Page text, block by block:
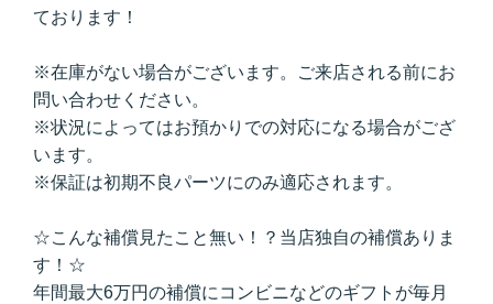
ております！
※在庫がない場合がございます。ご来店される前にお
問い合わせください。
※状況によってはお預かりでの対応になる場合がござ
います。
※保証は初期不良パーツにのみ適応されます。
☆こんな補償見たこと無い！？当店独自の補償ありま
す！☆
年間最大6万円の補償にコンビニなどのギフトが毎月